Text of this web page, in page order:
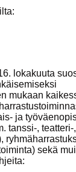
lokakuuta
mukaan
ja
tanssi-,
sekä